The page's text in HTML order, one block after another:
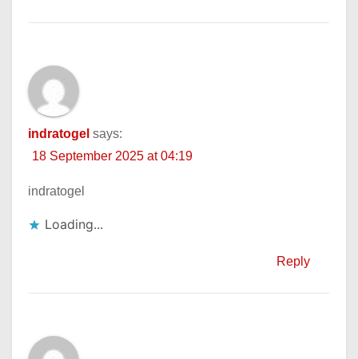
indratogel says:
18 September 2025 at 04:19
indratogel
Loading...
Reply